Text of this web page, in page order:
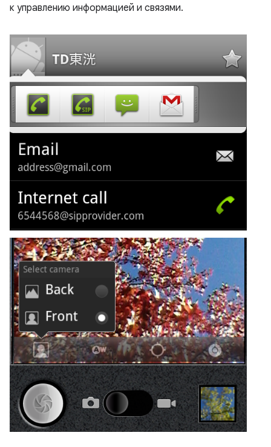
к управлению информацией и связями.